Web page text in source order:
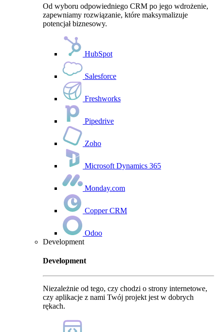
Od wyboru odpowiedniego CRM po jego wdrożenie,
zapewniamy rozwiązanie, które maksymalizuje
potencjał biznesowy.
HubSpot
Salesforce
Freshworks
Pipedrive
Zoho
Microsoft Dynamics 365
Monday.com
Copper CRM
Odoo
Development
Development
Niezależnie od tego, czy chodzi o strony internetowe,
czy aplikacje z nami Twój projekt jest w dobrych
rękach.